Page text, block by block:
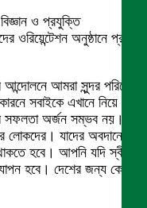
ও প্রযুক্তি
ওরিয়েন্টেশন অনুষ্ঠানে প্রধান
আমরা সুন্দর পরিবেশ
সবাইকে এখানে নিয়ে
সফলতা অর্জন সম্ভব নয়।
লোকদের। যাদের অবদানের
হবে। আপনি যদি স্বীকার
হবে। দেশের জন্য কোন